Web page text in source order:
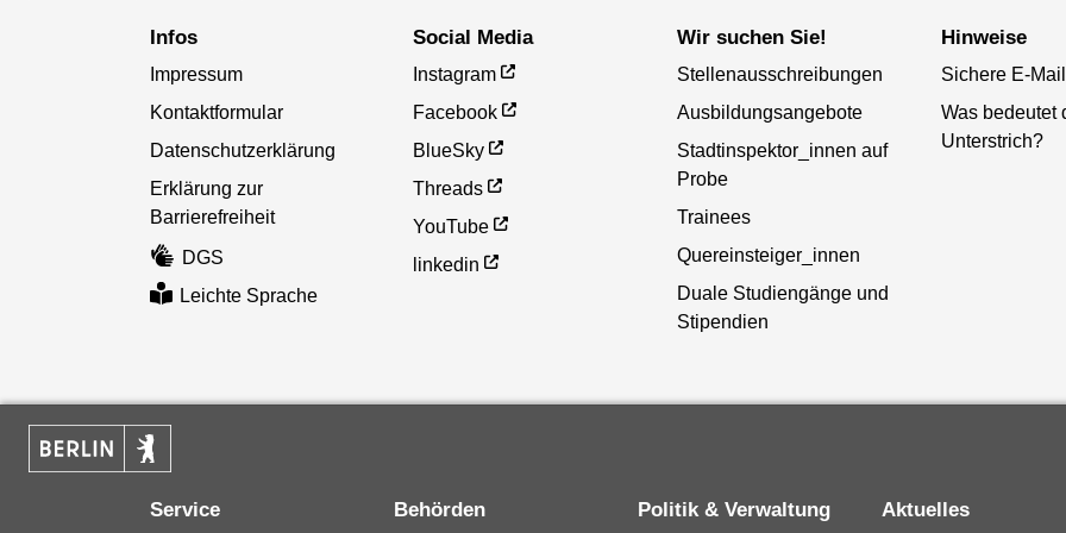
Infos
Impressum
Kontaktformular
Datenschutzerklärung
Erklärung zur
Barrierefreiheit
DGS
Leichte Sprache
Social Media
Instagram
Facebook
BlueSky
Threads
YouTube
linkedin
Wir suchen Sie!
Stellenausschreibungen
Ausbildungsangebote
Stadtinspektor_innen auf
Probe
Trainees
Quereinsteiger_innen
Duale Studiengänge und
Stipendien
Hinweise
Sichere E-Mail
Was bedeutet
Unterstrich?
Service Behörden Politik & Verwaltung Aktuelles